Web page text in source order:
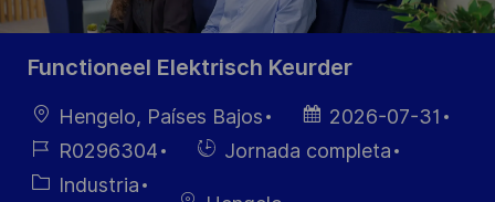
Functioneel Elektrisch Keurder
Ubicación
Hengelo, Países Bajos
Fecha de
publicación
2026-07-31
ID de
empleo
R0296304
HiringJornada completa
Categoría
Industria